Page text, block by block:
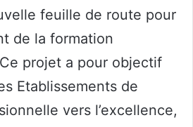
feuille de route pour
de la formation
projet a pour objectif
Etablissements de
vers l’excellence,